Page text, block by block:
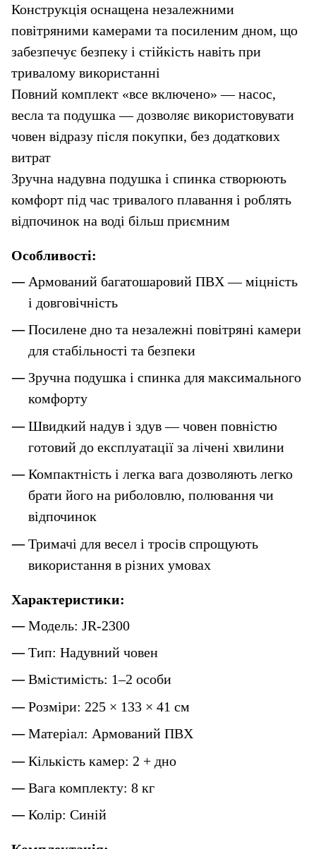
Конструкція оснащена незалежними
повітряними камерами та посиленим дном, що
забезпечує безпеку і стійкість навіть при
тривалому використанні
Повний комплект «все включено» — насос,
весла та подушка — дозволяє використовувати
човен відразу після покупки, без додаткових
витрат
Зручна надувна подушка і спинка створюють
комфорт під час тривалого плавання і роблять
відпочинок на воді більш приємним
Особливості:
Армований багатошаровий ПВХ — міцність
і довговічність
Посилене дно та незалежні повітряні камери
для стабільності та безпеки
Зручна подушка і спинка для максимального
комфорту
Швидкий надув і здув — човен повністю
готовий до експлуатації за лічені хвилини
Компактність і легка вага дозволяють легко
брати його на риболовлю, полювання чи
відпочинок
Тримачі для весел і тросів спрощують
використання в різних умовах
Характеристики:
Модель: JR-2300
Тип: Надувний човен
Вмістимість: 1–2 особи
Розміри: 225 × 133 × 41 см
Матеріал: Армований ПВХ
Кількість камер: 2 + дно
Вага комплекту: 8 кг
Колір: Синій